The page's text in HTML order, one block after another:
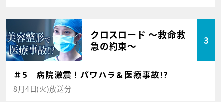
クロスロード ～救命救
急の約束～
3
＃5 病院激震！パワハラ＆医療事故!?
8月4日(火)放送分